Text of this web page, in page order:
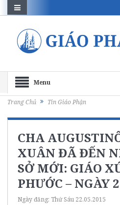
Menu
Trang Chủ Tin Giáo Phận
CHA
XUÂN ĐÃ ĐẾN
SỞ MỚI: GIÁO
PHƯỚC – NGÀY
Ngày đăng: Thứ Sáu 22.05.2015